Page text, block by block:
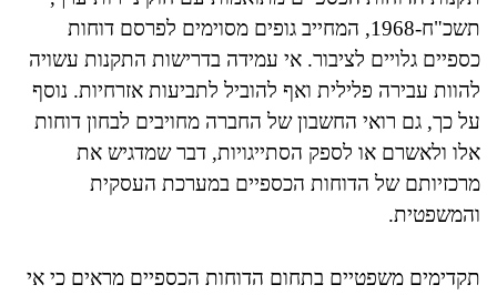
תשכ"ח-1968, המחייב גופים מסוימים לפרסם דוחות
כספיים גלויים לציבור. אי עמידה בדרישות התקנות עשויה
להוות עבירה פלילית ואף להוביל לתביעות אזרחיות. נוסף
על כך, גם רואי החשבון של החברה מחויבים לבחון דוחות
אלו ולאשרם או לספק הסתייגויות, דבר שמדגיש את
מרכזיותם של הדוחות הכספיים במערכת העסקית
והמשפטית.
תקדימים משפטיים בתחום הדוחות הכספיים מראים כי אי